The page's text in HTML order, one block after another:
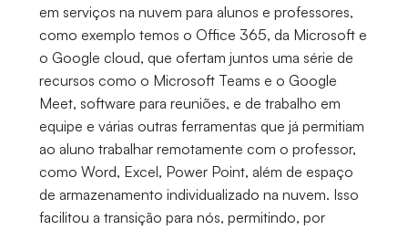
em serviços na nuvem para alunos e professores,
como exemplo temos o Office 365, da Microsoft e
o Google cloud, que ofertam juntos uma série de
recursos como o Microsoft Teams e o Google
Meet, software para reuniões, e de trabalho em
equipe e várias outras ferramentas que já permitiam
ao aluno trabalhar remotamente com o professor,
como Word, Excel, Power Point, além de espaço
de armazenamento individualizado na nuvem. Isso
facilitou a transição para nós, permitindo, por